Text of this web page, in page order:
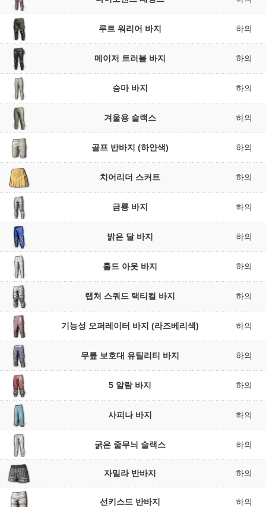
루트 워리어 바지 하의
메이저 트러블 바지 하의
승마 바지 하의
겨울용 슬랙스 하의
골프 반바지 (하얀색) 하의
치어리더 스커트 하의
금룡 바지 하의
밝은 달 바지 하의
홀드 아웃 바지 하의
랩처 스쿼드 택티컬 바지 하의
기능성 오퍼레이터 바지 (라즈베리색) 하의
무릎 보호대 유틸리티 바지 하의
5 알람 바지 하의
사피나 바지 하의
굵은 줄무늬 슬랙스 하의
자밀라 반바지 하의
선키스드 반바지 하의